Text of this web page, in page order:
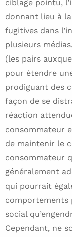
ciblage pointu,
donnant lieu à
fugitives dans
plusieurs
(les pairs
pour étendre
prodiguant des
façon de se
réaction
consommateur
de maintenir le
consommateur
généralement
qui pourrait
comportements
social
Cependant, ne